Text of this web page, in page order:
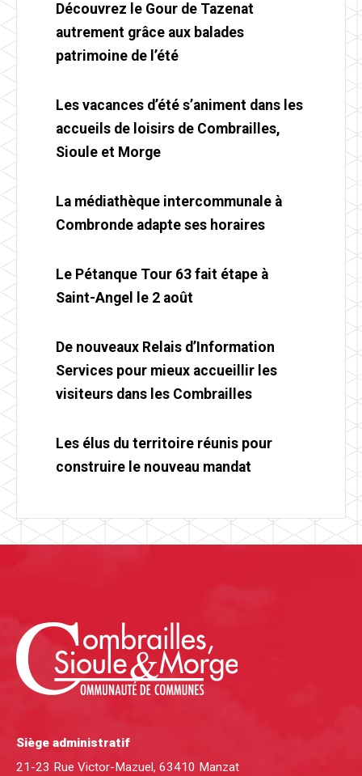
Découvrez le Gour de Tazenat
autrement grâce aux balades
patrimoine de l’été
Les vacances d’été s’animent dans les
accueils de loisirs de Combrailles,
Sioule et Morge
La médiathèque intercommunale à
Combronde adapte ses horaires
Le Pétanque Tour 63 fait étape à
Saint-Angel le 2 août
De nouveaux Relais d’Information
Services pour mieux accueillir les
visiteurs dans les Combrailles
Les élus du territoire réunis pour
construire le nouveau mandat
Siège administratif
21-23 Rue Victor-Mazuel, 63410 Manzat